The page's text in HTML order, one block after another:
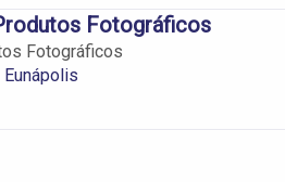
Fotográficos
Fotográficos